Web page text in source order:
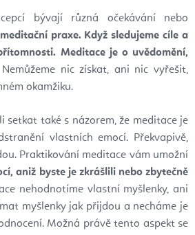
bývají různá očekávání nebo
praxe. Když sledujeme cíle a
Meditace je o uvědomění,
Nemůžeme nic získat, ani nic vyřešit,
okamžiku.
setkat také s názorem, že meditace je
vlastních emocí. Překvapivě,
Praktikování meditace vám umožní
aniž byste je zkrášlili nebo zbytečně
nehodnotíme vlastní myšlenky, ani
myšlenky jak přijdou a necháme je
Možná právě tento aspekt se